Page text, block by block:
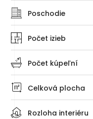
Rozloha interiéru
Poschodie
Počet kúpeľní
Celková plocha
Počet izieb